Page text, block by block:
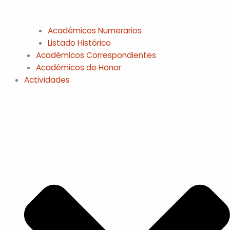
Académicos Numerarios
Listado Histórico
Académicos Correspondientes
Académicos de Honor
Actividades